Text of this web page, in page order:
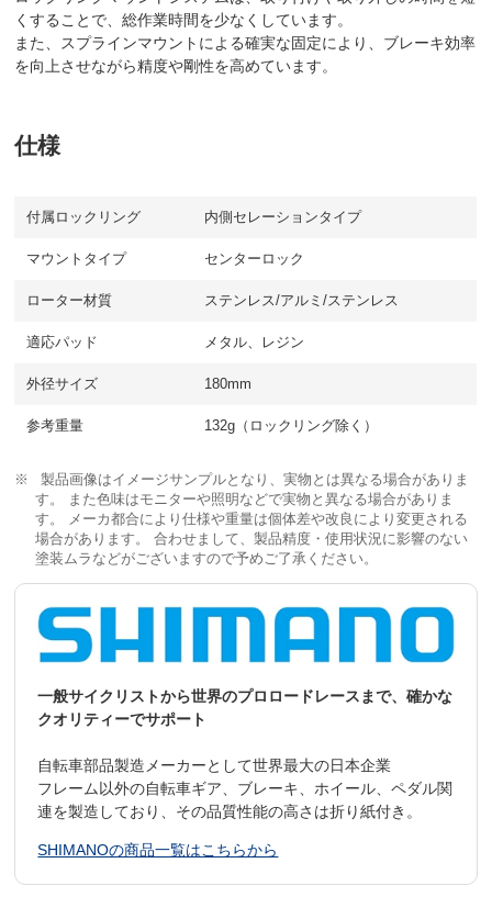
くすることで、総作業時間を少なくしています。
また、スプラインマウントによる確実な固定により、ブレーキ効率
を向上させながら精度や剛性を高めています。
仕様
付属ロックリング 内側セレーションタイプ
マウントタイプ センターロック
ローター材質 ステンレス/アルミ/ステンレス
適応パッド メタル、レジン
外径サイズ 180mm
参考重量 132g（ロックリング除く）
製品画像はイメージサンプルとなり、実物とは異なる場合がありま
す。 また色味はモニターや照明などで実物と異なる場合がありま
す。 メーカ都合により仕様や重量は個体差や改良により変更される
場合があります。 合わせまして、製品精度・使用状況に影響のない
塗装ムラなどがございますので予めご了承ください。
一般サイクリストから世界のプロロードレースまで、確かな
クオリティーでサポート
自転車部品製造メーカーとして世界最大の日本企業
フレーム以外の自転車ギア、ブレーキ、ホイール、ペダル関
連を製造しており、その品質性能の高さは折り紙付き。
SHIMANOの商品一覧はこちらから